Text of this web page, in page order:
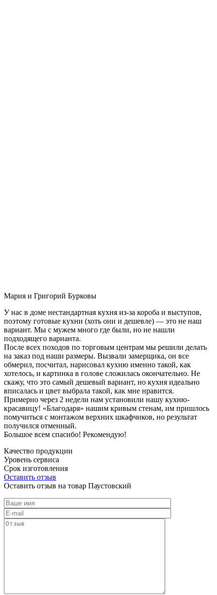
Мария и Григорий Бурковы
У нас в доме нестандартная кухня из-за короба и выступов,
поэтому готовые кухни (хоть они и дешевле) — это не наш
вариант. Мы с мужем много где были, но не нашли
подходящего варианта.
После всех походов по торговым центрам мы решили делать
на заказ под наши размеры. Вызвали замерщика, он все
обмерил, посчитал, нарисовал кухню именно такой, как
хотелось, и картинка в голове сложилась окончательно. Не
скажу, что это самый дешевый вариант, но кухня идеально
вписалась и цвет выбрала такой, как мне нравится.
Примерно через 2 недели нам установили нашу кухню-
красавицу! «Благодаря» нашим кривым стенам, им пришлось
помучиться с монтажом верхних шкафчиков, но результат
получился отменный.
Большое всем спасибо! Рекомендую!
Качество продукции
Уровень сервиса
Срок изготовления
Оставить отзыв
Оставить отзыв на товар Паустовский